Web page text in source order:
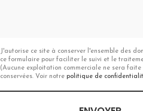
J'autorise ce site à conserver l'ensemble des
ce formulaire pour faciliter le suivi et le
(Aucune exploitation commerciale ne sera faite
conservées. Voir notre politique de